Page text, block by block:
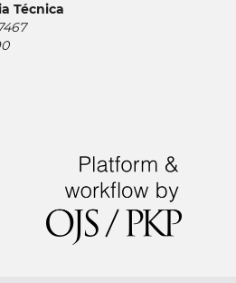
Técnica